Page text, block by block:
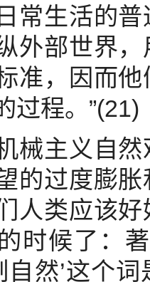
常生活的
外部世界
准，因而
过程。”(21)
主义自然
的过度膨
人类应该
时候了：
自然’这个